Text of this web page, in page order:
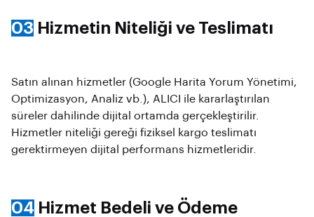
03 Hizmetin Niteliği ve Teslimatı
Satın alınan hizmetler (Google Harita Yorum Yönetimi,
Optimizasyon, Analiz vb.), ALICI ile kararlaştırılan
süreler dahilinde dijital ortamda gerçekleştirilir.
Hizmetler niteliği gereği fiziksel kargo teslimatı
gerektirmeyen dijital performans hizmetleridir.
04 Hizmet Bedeli ve Ödeme